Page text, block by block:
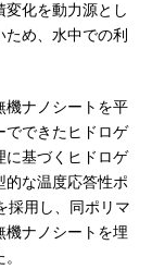
化を動力源とし
め、水中での利
ナノシートを平
でできたヒドロゲ
に基づくヒドロゲ
的な温度応答性ポ
採用し、同ポリマ
機ナノシートを埋